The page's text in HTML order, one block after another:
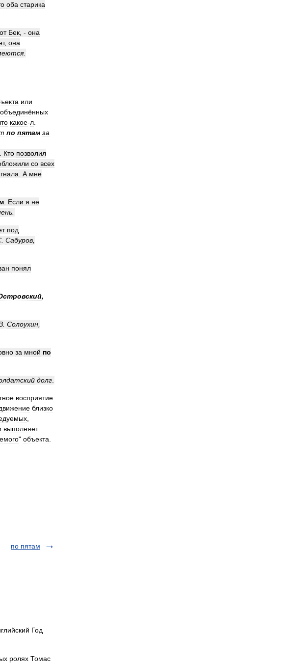
оба старика
Бек , - она
, она
.
или
объединённых
какое-л
по пятам за
Кто позволил
со всех
А мне
Если я не
под
Сабуров
понял
,
Солоухин
за мной по
долг
восприятие
близко
выполняет
" объекта
по пятам
Год
ролях Томас